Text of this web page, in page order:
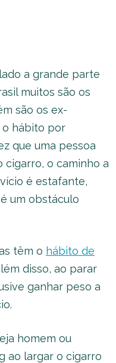
a grande parte
muitos são os
são os ex-
o hábito por
que uma pessoa
o caminho a
é estafante,
um obstáculo
têm o hábito de
disso, ao parar
ganhar peso a
homem ou
ao largar o cigarro